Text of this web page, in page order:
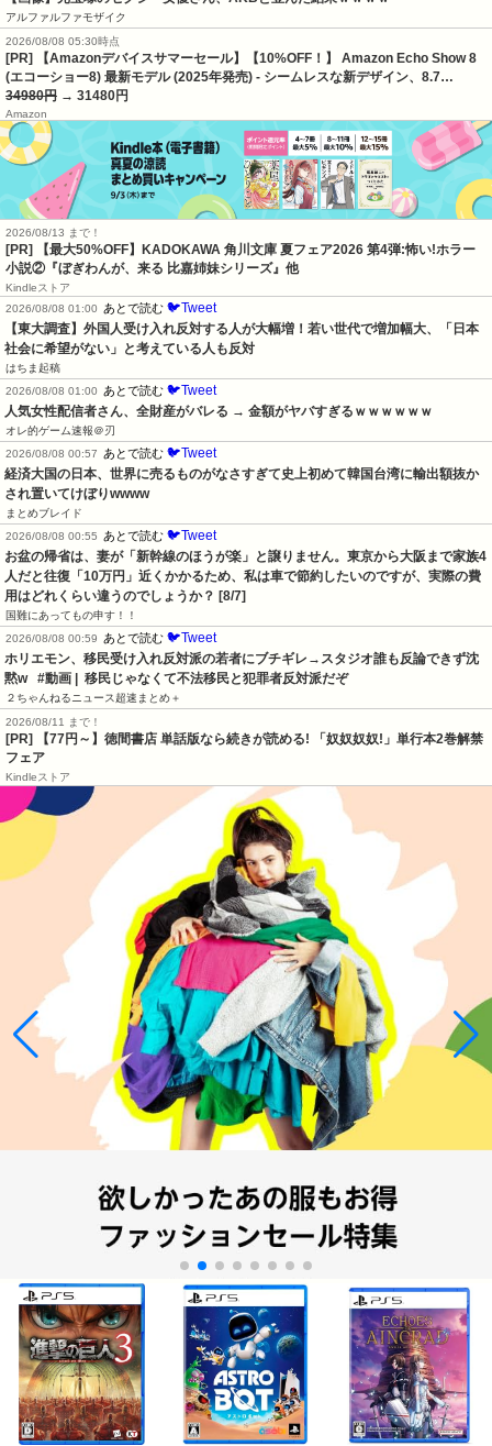
アルファルファモザイク
2026/08/08 05:30時点
[PR] 【Amazonデバイスサマーセール】【10%OFF！】 Amazon Echo Show 8
(エコーショー8) 最新モデル (2025年発売) - シームレスな新デザイン、8.7…
34980円 → 31480円
Amazon
2026/08/13 まで！
[PR] 【最大50%OFF】KADOKAWA 角川文庫 夏フェア2026 第4弾:怖い!ホラー
小説②『ぼぎわんが、来る 比嘉姉妹シリーズ』他
Kindleストア
2026/08/08 01:00
あとで読む 🐦Tweet
【東大調査】外国人受け入れ反対する人が大幅増！若い世代で増加幅大、「日本
社会に希望がない」と考えている人も反対
はちま起稿
2026/08/08 01:00
あとで読む 🐦Tweet
人気女性配信者さん、全財産がバレる → 金額がヤバすぎるｗｗｗｗｗｗ
オレ的ゲーム速報＠刃
2026/08/08 00:57
あとで読む 🐦Tweet
経済大国の日本、世界に売るものがなさすぎて史上初めて韓国台湾に輸出額抜か
され置いてけぼりwwww
まとめブレイド
2026/08/08 00:55
あとで読む 🐦Tweet
お盆の帰省は、妻が「新幹線のほうが楽」と譲りません。東京から大阪まで家族4
人だと往復「10万円」近くかかるため、私は車で節約したいのですが、実際の費
用はどれくらい違うのでしょうか？ [8/7]
国難にあってもの申す！！
2026/08/08 00:59
あとで読む 🐦Tweet
ホリエモン、移民受け入れ反対派の若者にブチギレ→スタジオ誰も反論できず沈
黙w   #動画 |  移民じゃなくて不法移民と犯罪者反対派だぞ
２ちゃんねるニュース超速まとめ＋
2026/08/11 まで！
[PR] 【77円～】徳間書店 単話版なら続きが読める! 「奴奴奴奴!」単行本2巻解禁
フェア
Kindleストア